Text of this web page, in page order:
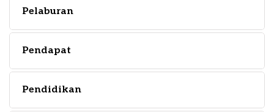
Pelaburan
Pendapat
Pendidikan